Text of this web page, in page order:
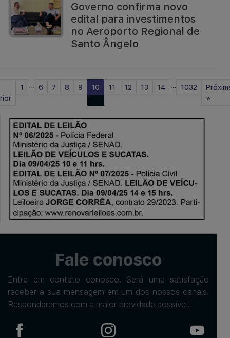
Governo confirma novo
edital para investimentos
no Aeroporto Regional de
Santo Ângelo
1 ... 6 7 8 9 10 11 12 13 14 ... 1032
»
Fale conosco
Entre em contato conosco. Será uma satisfação
receber a sua mensagem em um dos nossos canais.
Responderemos com a maior brevidade possível.